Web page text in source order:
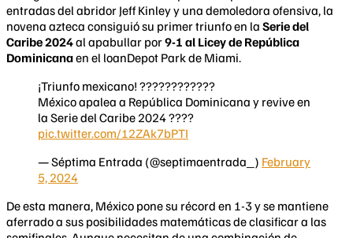
entradas del abridor Jeff Kinley y una demoledora ofensiva, la
novena azteca consiguió su primer triunfo en la Serie del
Caribe 2024al apabullar por9-1 al Licey de República
Dominicanaen el loanDepot Park de Miami.
¡Triunfo mexicano! ????????????
México apalea a República Dominicana y revive en
la Serie del Caribe 2024 ????
pic.twitter.com/12ZAk7bPTI
— Séptima Entrada (@septimaentrada_) February
5, 2024
De esta manera, México pone su récord en 1-3 y se mantiene
aferrado a sus posibilidades matemáticas de clasificar a las